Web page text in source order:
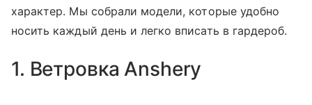
характер. Мы собрали модели, которые удобно
носить каждый день и легко вписать в гардероб.
1. Ветровка Anshery